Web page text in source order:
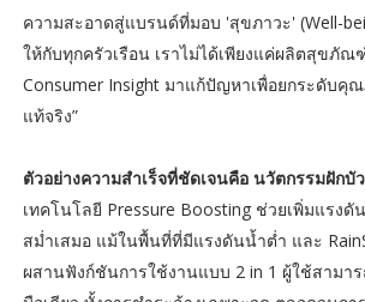
ความสะอาดสู่แบรนด์ที่มอบ 'สุขภาวะ' (Well-
ให้กับทุกครัวเรือน เราไม่ได้เพียงแค่ผลิตสุขภัณ
Consumer Insight มาแก้ปัญหาเพื่อยกระดับคุ
แท้จริง”
ตัวอย่างความสำเร็จที่ชัดเจนคือ นวัตกรรมฝักบั
เทคโนโลยี Pressure Boosting ช่วยเพิ่มแรงดั
สม่ำเสมอ แม้ในพื้นที่ที่มีแรงดันน้ำต่ำ และ
ผสานฟังก์ชันการใช้งานแบบ 2 in 1 ผู้ใช้สามา